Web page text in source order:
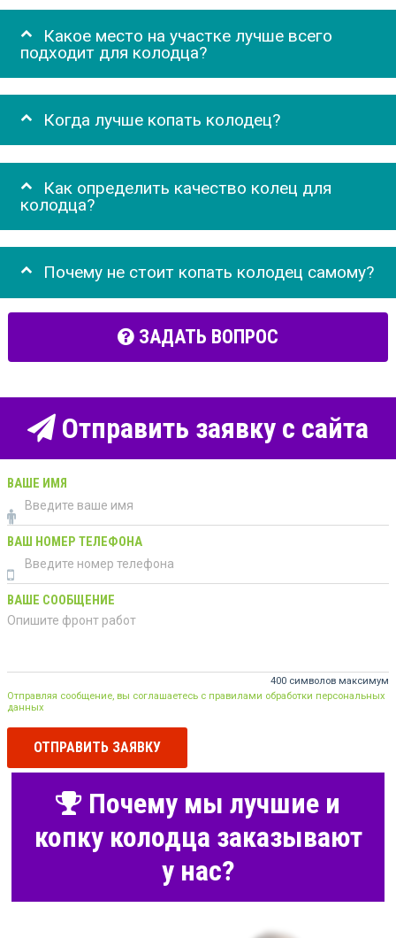
Какое место на участке лучше всего
подходит для колодца?
Когда лучше копать колодец?
Как определить качество колец для
колодца?
Почему не стоит копать колодец самому?
ЗАДАТЬ ВОПРОС
Отправить заявку с сайта
ВАШЕ ИМЯ
ВАШ НОМЕР ТЕЛЕФОНА
ВАШЕ СООБЩЕНИЕ
400 символов максимум
Отправляя сообщение, вы соглашаетесь с правилами обработки персональных
данных
ОТПРАВИТЬ ЗАЯВКУ
Почему мы лучшие и
копку колодца заказывают
у нас?